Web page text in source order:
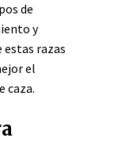
de
y
estas razas
el
caza.